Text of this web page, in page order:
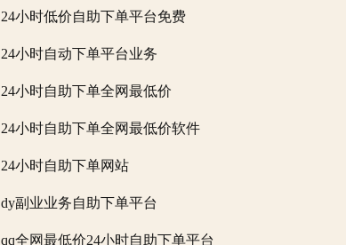
24小时低价自助下单平台免费
24小时自动下单平台业务
24小时自助下单全网最低价
24小时自助下单全网最低价软件
24小时自助下单网站
dy副业业务自助下单平台
qq全网最低价24小时自助下单平台